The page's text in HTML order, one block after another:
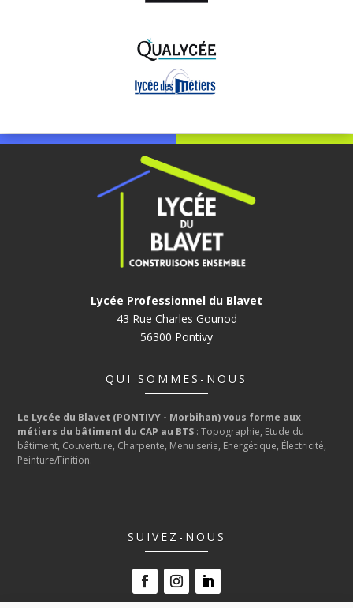
Lycée Professionnel du Blavet
43 Rue Charles Gounod
56300 Pontivy
QUI SOMMES-NOUS
Le Lycée du Blavet (PONTIVY - Morbihan) vous forme aux
métiers du bâtiment du CAP au BTS : Topographie, Etude du
bâtiment, Couverture, Charpente, Menuiserie, Energétique, Électricité,
Peinture/Finition.
SUIVEZ-NOUS